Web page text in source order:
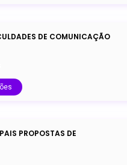
DE COMUNICAÇÃO
PROPOSTAS DE